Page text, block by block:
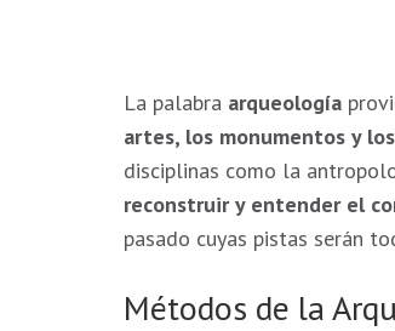
La palabra arqueología
artes, los monumentos y
disciplinas como la
reconstruir y entender el
pasado cuyas pistas serán
Métodos de la
Estadísticas
mejorar la
y estructura